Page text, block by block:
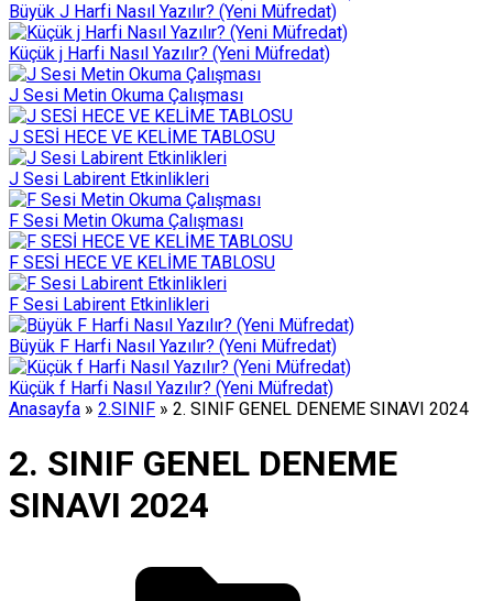
Büyük J Harfi Nasıl Yazılır? (Yeni Müfredat)
Küçük j Harfi Nasıl Yazılır? (Yeni Müfredat)
J Sesi Metin Okuma Çalışması
J SESİ HECE VE KELİME TABLOSU
J Sesi Labirent Etkinlikleri
F Sesi Metin Okuma Çalışması
F SESİ HECE VE KELİME TABLOSU
F Sesi Labirent Etkinlikleri
Büyük F Harfi Nasıl Yazılır? (Yeni Müfredat)
Küçük f Harfi Nasıl Yazılır? (Yeni Müfredat)
Anasayfa » 2.SINIF » 2. SINIF GENEL DENEME SINAVI 2024
2. SINIF GENEL DENEME
SINAVI 2024